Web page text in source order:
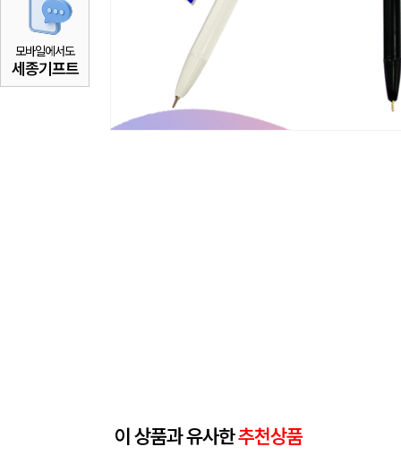
모바일에서도
세종기프트
이 상품과 유사한추천상품